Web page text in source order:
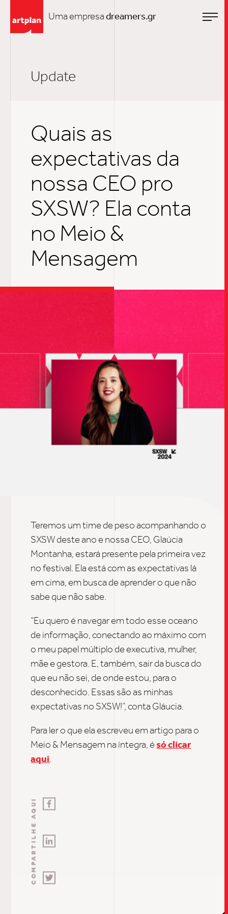
Uma empresadreamers.gr
Update
Quais as
expectativas da
nossa CEO pro
SXSW? Ela conta
no Meio &
Mensagem
Teremos um time de peso acompanhando o
SXSW deste ano e nossa CEO, Glaúcia
Montanha, estará presente pela primeira vez
no festival. Ela está com as expectativas lá
em cima, em busca de aprender o que não
sabe que não sabe.
“Eu quero é navegar em todo esse oceano
de informação, conectando ao máximo com
o meu papel múltiplo de executiva, mulher,
mãe e gestora. E, também, sair da busca do
que eu não sei, de onde estou, para o
desconhecido. Essas são as minhas
expectativas no SXSW!”, conta Gláucia.
Para ler o que ela escreveu em artigo para o
Meio & Mensagem na íntegra, ésó clicar
aqui.
COMPARTILHE AQUI